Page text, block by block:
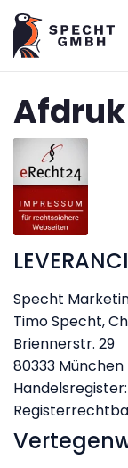
Afdruk
Specht
Timo Specht,
Briennerstr. 29
80333 München